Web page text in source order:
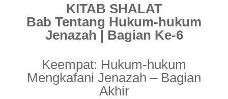
KITAB SHALAT
Bab Tentang Hukum-hukum
Jenazah | Bagian Ke-6
Keempat: Hukum-hukum
Mengkafani Jenazah – Bagian
Akhir